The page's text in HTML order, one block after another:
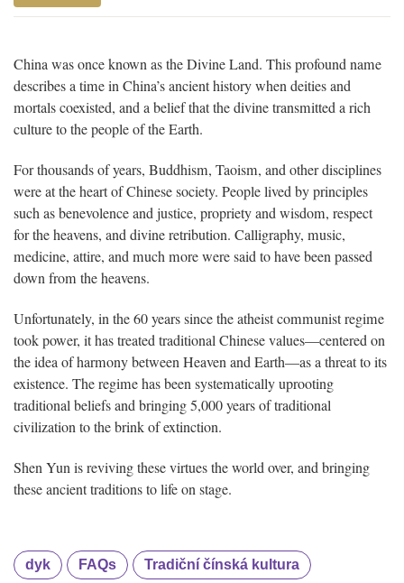
China was once known as the Divine Land. This profound name
describes a time in China’s ancient history when deities and
mortals coexisted, and a belief that the divine transmitted a rich
culture to the people of the Earth.
For thousands of years, Buddhism, Taoism, and other disciplines
were at the heart of Chinese society. People lived by principles
such as benevolence and justice, propriety and wisdom, respect
for the heavens, and divine retribution. Calligraphy, music,
medicine, attire, and much more were said to have been passed
down from the heavens.
Unfortunately, in the 60 years since the atheist communist regime
took power, it has treated traditional Chinese values—centered on
the idea of harmony between Heaven and Earth—as a threat to its
existence. The regime has been systematically uprooting
traditional beliefs and bringing 5,000 years of traditional
civilization to the brink of extinction.
Shen Yun is reviving these virtues the world over, and bringing
these ancient traditions to life on stage.
dyk FAQs Tradiční čínská kultura